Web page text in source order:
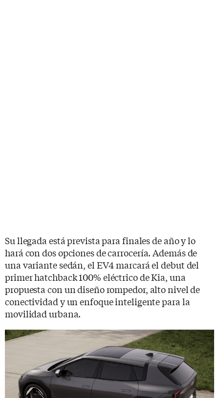
Su llegada está prevista para finales de año y lo
hará con dos opciones de carrocería. Además de
una variante sedán, el EV4 marcará el debut del
primer hatchback 100% eléctrico de Kia, una
propuesta con un diseño rompedor, alto nivel de
conectividad y un enfoque inteligente para la
movilidad urbana.